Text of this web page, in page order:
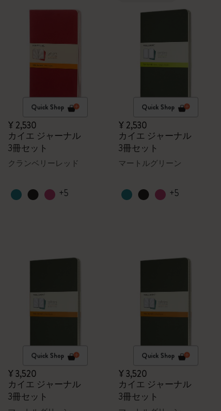
Quick Shop
¥ 2,530
カイエ ジャーナル
3冊セット
クランベリーレッド
+5
Quick Shop
¥ 2,530
カイエ ジャーナル
3冊セット
マートルグリーン
+5
Quick Shop
¥ 3,520
カイエ ジャーナル
3冊セット
Quick Shop
¥ 3,520
カイエ ジャーナル
3冊セット